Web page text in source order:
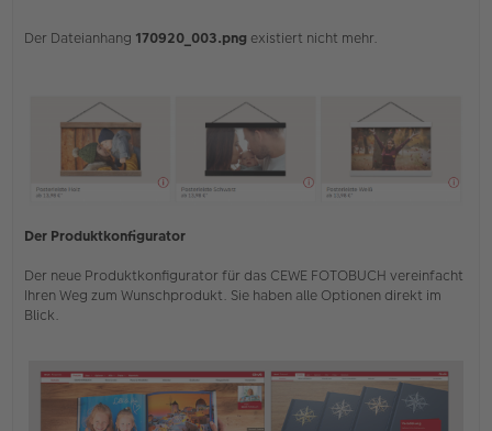
Der Dateianhang 170920_003.png existiert nicht mehr.
Der Produktkonfigurator
Der neue Produktkonfigurator für das CEWE FOTOBUCH vereinfacht
Ihren Weg zum Wunschprodukt. Sie haben alle Optionen direkt im
Blick.